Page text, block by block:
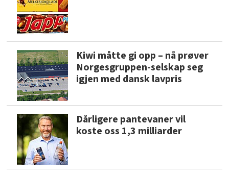
Kiwi måtte gi opp – nå prøver
Norgesgruppen-selskap seg
igjen med dansk lavpris
Dårligere pantevaner vil
koste oss 1,3 milliarder